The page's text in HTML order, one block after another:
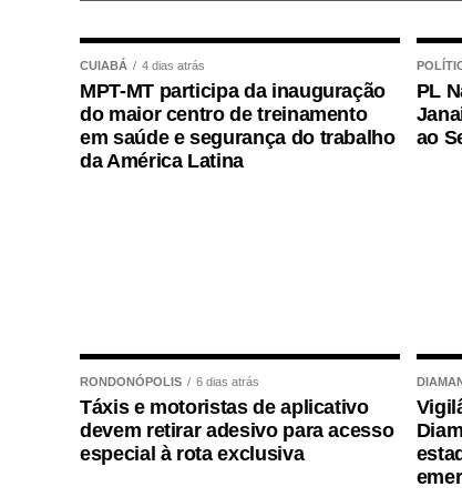
ampliar oportunidades de
reconhecida, mas que ainda está
distribuir esse desenvolvimento e a
para alcançar esse objetivo.”
O presidente do Conselho
Durante o painel, os consultores da
“Reforma Tributária: impactos e
Especialista em Direito
CUIABÁ 4 dias atrás
MPT-MT participa da inauguração
do maior centro de treinamento
em saúde e segurança do trabalho
da América Latina
PL
ao
RONDONÓPOLIS 6 dias atrás
Táxis e motoristas de aplicativo
devem retirar adesivo para acesso
especial à rota exclusiva